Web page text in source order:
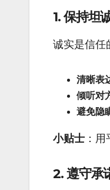
1. 保持坦
诚实是信任
清晰表
倾听对
避免隐
小贴士 ：
2. 遵守承